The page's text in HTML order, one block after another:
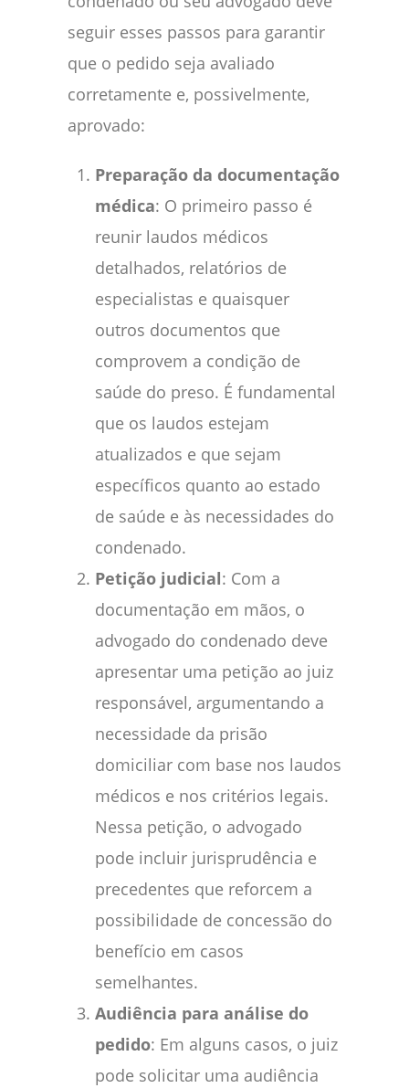
seguir esses passos para garantir
que o pedido seja avaliado
corretamente e, possivelmente,
aprovado:
Preparação da documentação
médica: O primeiro passo é
reunir laudos médicos
detalhados, relatórios de
especialistas e quaisquer
outros documentos que
comprovem a condição de
saúde do preso. É fundamental
que os laudos estejam
atualizados e que sejam
específicos quanto ao estado
de saúde e às necessidades do
condenado.
Petição judicial: Com a
documentação em mãos, o
advogado do condenado deve
apresentar uma petição ao juiz
responsável, argumentando a
necessidade da prisão
domiciliar com base nos laudos
médicos e nos critérios legais.
Nessa petição, o advogado
pode incluir jurisprudência e
precedentes que reforcem a
possibilidade de concessão do
benefício em casos
semelhantes.
Audiência para análise do
pedido: Em alguns casos, o juiz
pode solicitar uma audiência